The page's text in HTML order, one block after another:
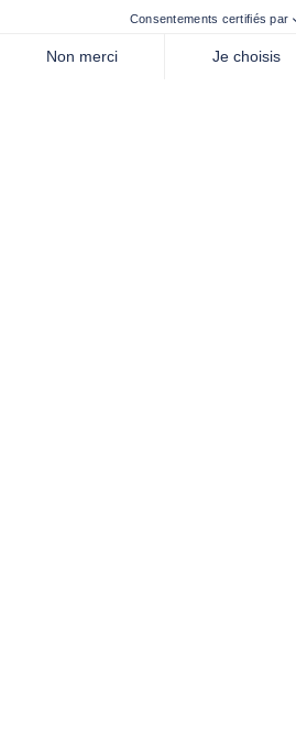
Nous contacter
Qui sommes-nous ?